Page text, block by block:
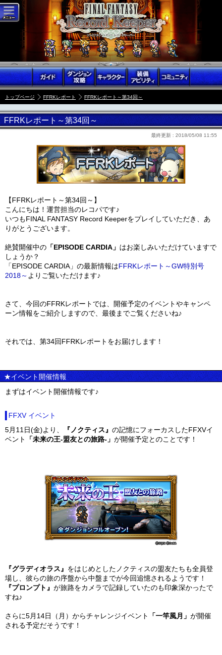
トップページ FFRKレポート FFRKレポート～第34回～
FFRKレポート～第34回～
最終更新 : 2018/05/08 11:55
【FFRKレポート～第34回～】
こんにちは！運営担当のレコパです♪
いつもFINAL FANTASY Record Keeperをプレイしていただき、あ
りがとうございます。
絶賛開催中の 「EPISODE CARDIA」 はお楽しみいただけていますで
しょうか？
「EPISODE CARDIA」の最新情報はFFRKレポート～GW特別号
2018～ よりご覧いただけます♪
さて、今回のFFRKレポートでは、開催予定のイベントやキャンペ
ーン情報をご紹介しますので、最後までご覧くださいね♪
それでは、第34回FFRKレポートをお届けします！
★イベント開催情報
まずはイベント開催情報です♪
FFXV イベント
5月11日(金)より、
『ノクティス』 の記憶にフォーカスしたFFXVイ
ベント
「未来の王-盟友との旅路-」 が開催予定とのことです！
『グラディオラス』 をはじめとしたノクティスの盟友たちも全員登
場し、彼らの旅の序盤から中盤までが今回追憶されるようです！
『プロンプト』 が旅路をカメラで記録していたのも印象深かったで
すね♪
さらに5月14日（月）からチャレンジイベント 「一竿風月」 が開催
される予定だそうです！